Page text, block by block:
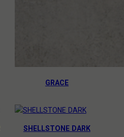
GRACE
SHELLSTONE DARK